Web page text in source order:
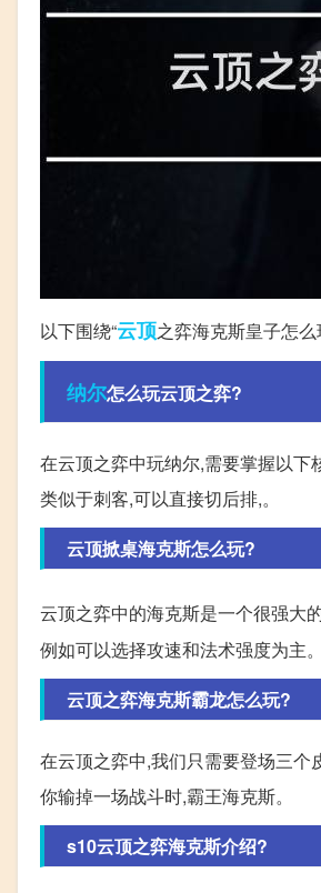
以下围绕“云顶之弈海克斯皇子怎
纳尔怎么玩云顶之弈?
在云顶之弈中玩纳尔,需要掌握以
类似于刺客,可以直接切后排,。
云顶掀桌海克斯怎么玩?
云顶之弈中的海克斯是一个很强大
例如可以选择攻速和法术强度为主。
云顶之弈海克斯霸龙怎么玩?
在云顶之弈中,我们只需要登场三
你输掉一场战斗时,霸王海克斯。
s10云顶之弈海克斯介绍?